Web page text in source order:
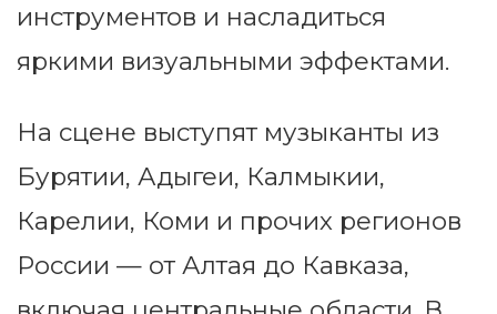
инструментов и насладиться
яркими визуальными эффектами.
На сцене выступят музыканты из
Бурятии, Адыгеи, Калмыкии,
Карелии, Коми и прочих регионов
России — от Алтая до Кавказа,